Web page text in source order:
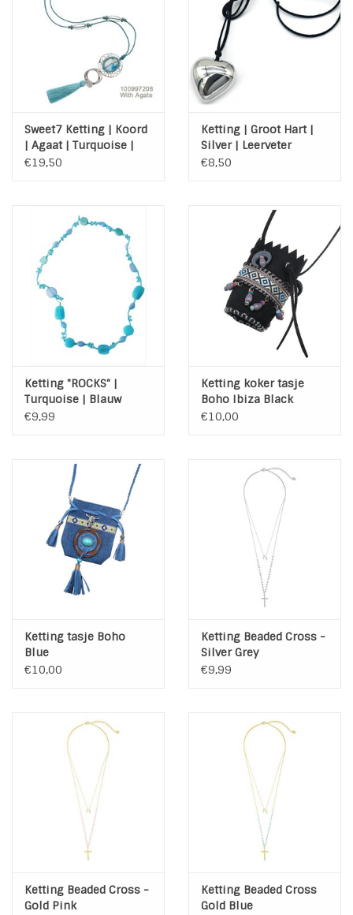
Sweet7 Ketting | Koord
| Agaat | Turquoise |
Silver | Tassel
€19,50
Ketting | Groot Hart |
Silver | Leerveter
€8,50
Ketting "ROCKS" |
Turquoise | Blauw
€9,99
Ketting koker tasje
Boho Ibiza Black
€10,00
Ketting tasje Boho
Blue
€10,00
Ketting Beaded Cross -
Silver Grey
€9,99
Ketting Beaded Cross -
Gold Pink
Ketting Beaded Cross
Gold Blue